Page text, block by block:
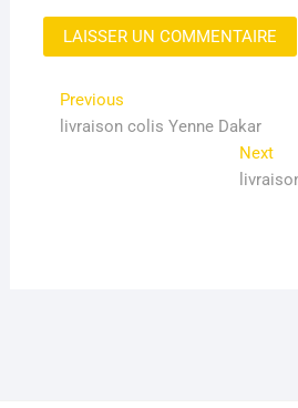
Navigation
de
PreviousPrevious
post:
livraison colis Yenne Dakar
NextNext